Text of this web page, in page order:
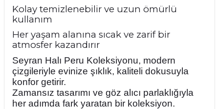
Kolay temizlenebilir ve uzun ömürlü
kullanım
Her yaşam alanına sıcak ve zarif bir
atmosfer kazandırır
Seyran Halı Peru Koleksiyonu, modern
çizgileriyle evinize şıklık, kaliteli dokusuyla
konfor getirir.
Zamansız tasarımı ve göz alıcı parlaklığıyla
her adımda fark yaratan bir koleksiyon.